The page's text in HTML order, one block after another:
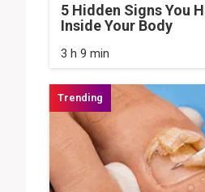
5 Hidden Signs You
Inside Your Body
3 h 9 min